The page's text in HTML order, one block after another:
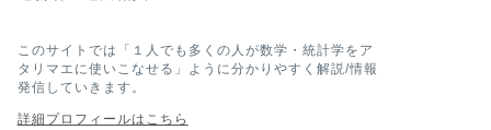
このサイトでは「１人でも多くの人が数学・統計学をア
タリマエに使いこなせる」ように分かりやすく解説/情報
発信していきます。
詳細プロフィールはこちら